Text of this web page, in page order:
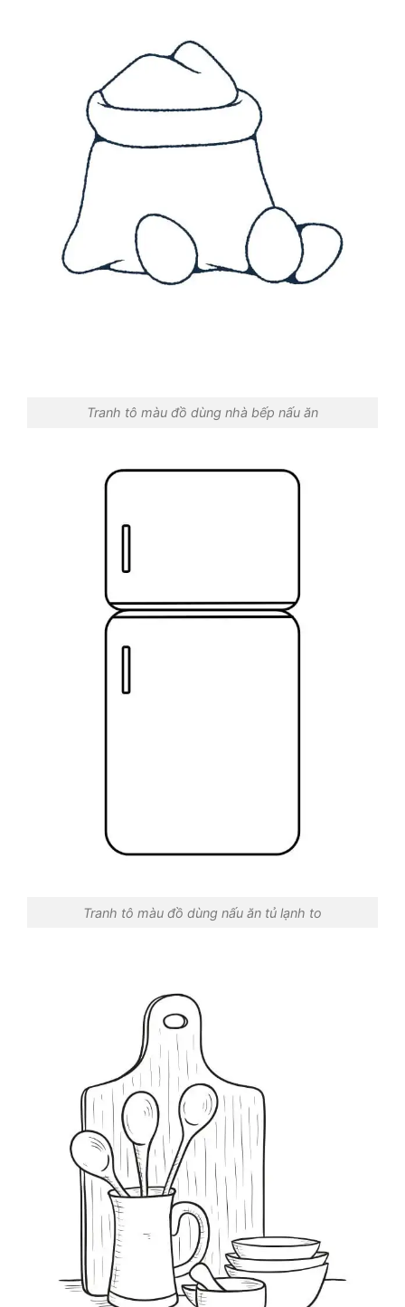
Tranh tô màu đồ dùng nhà bếp nấu ăn
Tranh tô màu đồ dùng nấu ăn tủ lạnh to